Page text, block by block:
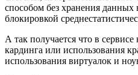
способом без хранения данных
блокировкой
А так получается что в
кардинга или использования
использования виртуалок и